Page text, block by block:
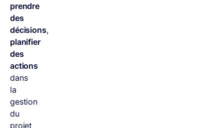
prendre
des
décisions,
planifier
des
actions
dans
la
gestion
du
projet